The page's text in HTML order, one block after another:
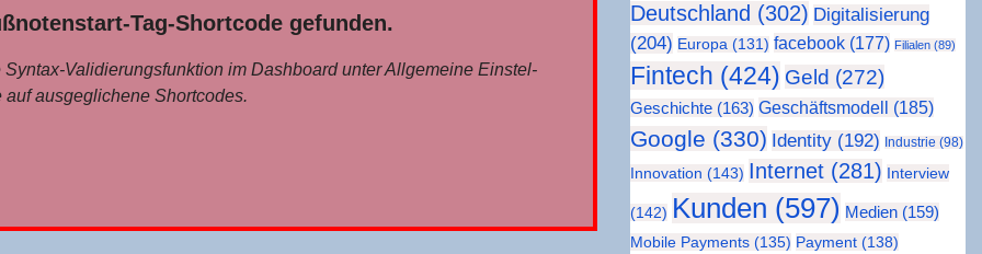
Tag-Short­code gefunden.
Vali­die­rungs­funk­ti­on im Dash­board unter All­ge­mei­ne Ein­stel­
aus­ge­gli­che­ne Shortcodes.
Deutschland (302) Digitalisierung
(204) Europa (131) facebook (177) Filialen (89)
Fintech (424) Geld (272)
Geschichte (163) Geschäftsmodell (185)
Google (330) Identity (192) Industrie (98)
Innovation (143) Internet (281) Interview
(142) Kunden (597) Medien (159)
Mobile Payments (135) Payment (138)